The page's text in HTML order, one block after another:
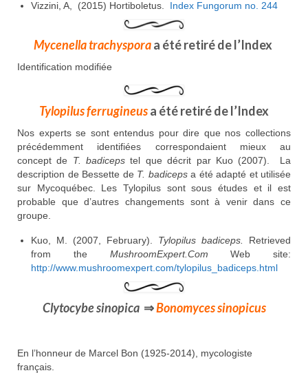
Vizzini, A, (2015) Hortiboletus. Index Fungorum no. 244
Mycenella trachysporaa été retiré de l’Index
Identification modifiée
Tylopilus ferrugineusa été retiré de l’Index
Nos experts se sont entendus pour dire que nos collections
précédemment identifiées correspondaient mieux au
concept de T. badicepstel que décrit par Kuo (2007).
La
description de Bessette de T. badicepsa été adapté et utilisée
sur Mycoquébec. Les Tylopilus sont sous études et il est
probable que d’autres changements sont à venir dans ce
groupe.
Kuo, M. (2007, February). Tylopilus badiceps.
Retrieved
from the MushroomExpert.Com Web site:
http://www.mushroomexpert.com/tylopilus_badiceps.html
Clytocybe sinopica⇒Bonomyces sinopicus
En l’honneur de Marcel Bon (1925-2014), mycologiste
français.